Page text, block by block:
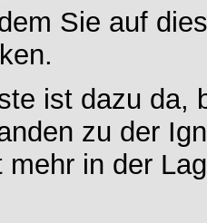
Sie auf
ist dazu da,
zu der
mehr in der